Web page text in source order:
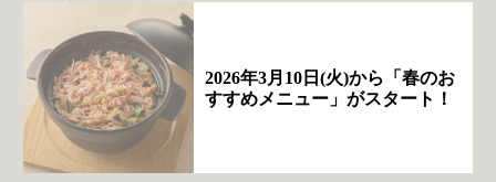
2026年3月10日(火)から「春のお
すすめメニュー」がスタート！